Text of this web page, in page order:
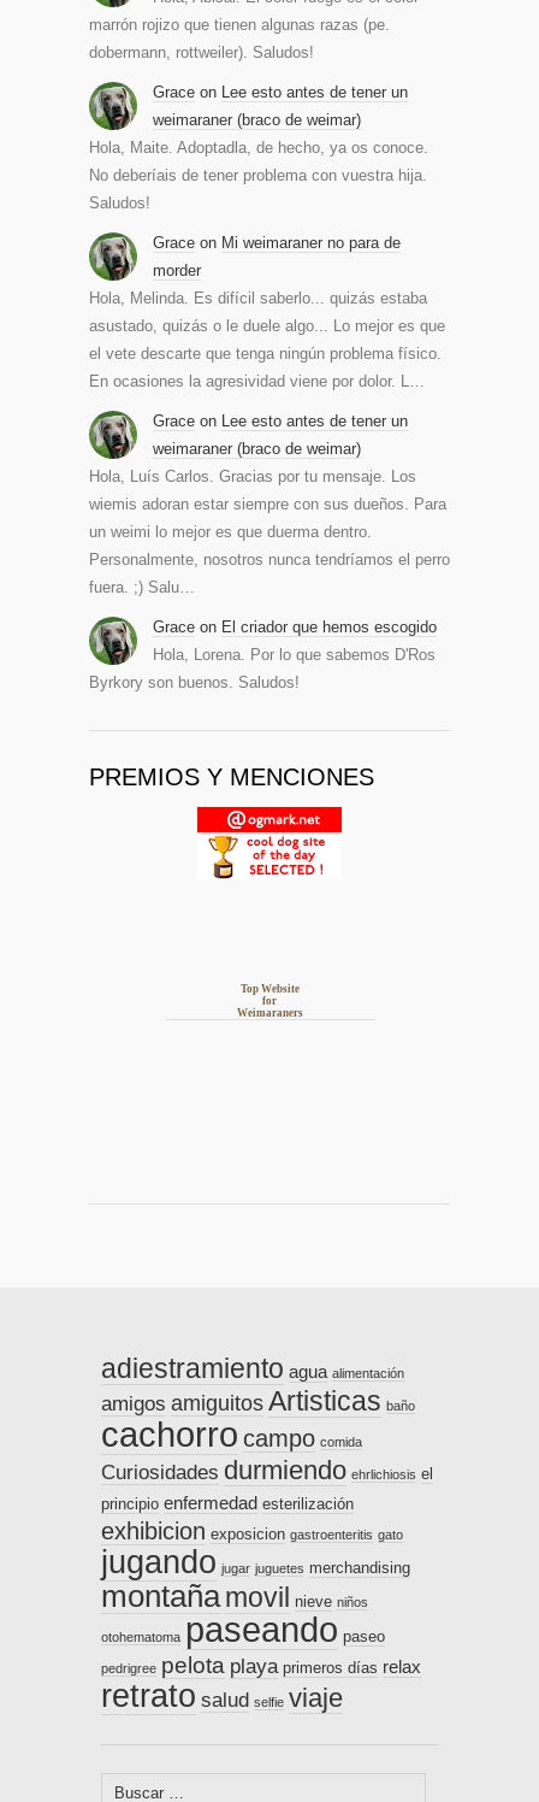
marrón rojizo que tienen algunas razas (pe.
dobermann, rottweiler). Saludos!
Grace on Lee esto antes de tener un
weimaraner (braco de weimar)
Hola, Maite. Adoptadla, de hecho, ya os conoce.
No deberíais de tener problema con vuestra hija.
Saludos!
Grace on Mi weimaraner no para de
morder
Hola, Melinda. Es difícil saberlo... quizás estaba
asustado, quizás o le duele algo... Lo mejor es que
el vete descarte que tenga ningún problema físico.
En ocasiones la agresividad viene por dolor. L…
Grace on Lee esto antes de tener un
weimaraner (braco de weimar)
Hola, Luís Carlos. Gracias por tu mensaje. Los
wiemis adoran estar siempre con sus dueños. Para
un weimi lo mejor es que duerma dentro.
Personalmente, nosotros nunca tendríamos el perro
fuera. ;) Salu…
Grace on El criador que hemos escogido
Hola, Lorena. Por lo que sabemos D'Ros
Byrkory son buenos. Saludos!
PREMIOS Y MENCIONES
Top Website
for
Weimaraners
adiestramiento agua alimentación
amigos amiguitos Artisticas baño
cachorro campo comida
Curiosidades durmiendo ehrlichiosis el
principio enfermedad esterilización
exhibicion exposicion gastroenteritis gato
jugando jugar juguetes merchandising
montañamovil nieve niños
otohematoma paseando paseo
pedrigree pelota playa primeros días relax
retrato salud selfie viaje
Buscar: